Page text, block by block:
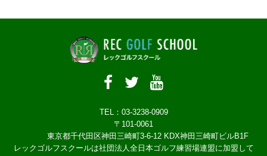
TEL：03-3238-0909
〒101-0061
東京都千代田区神田三崎町3-6-12 KDX神田三崎町ビルB1F
レックゴルフスクールは社団法人全日本ゴルフ練習場連盟に加盟して